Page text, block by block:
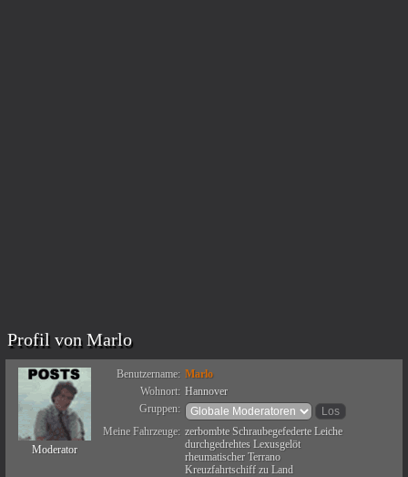
Profil von Marlo
Moderator
Benutzername: Marlo
Wohnort: Hannover
Gruppen:
Meine Fahrzeuge: zerbombte Schraubegefederte Leiche
durchgedrehtes Lexusgelöt
rheumatischer Terrano
Kreuzfahrtschiff zu Land